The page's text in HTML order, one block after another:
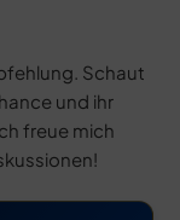
Schaut
und ihr
freue mich